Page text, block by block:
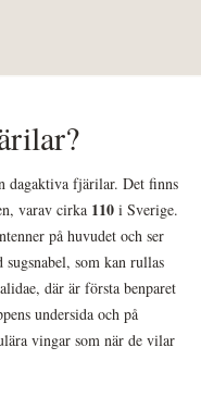
dagaktiva fjärilar. Det finns
varav cirka 110 i Sverige.
på huvudet och ser
som kan rullas
där är första benparet
undersida och på
vingar som när de vilar